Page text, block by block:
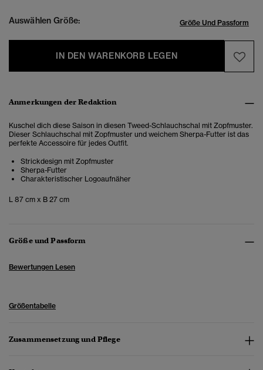
Auswählen Größe: Größe Und Passform
IN DEN WARENKORB LEGEN
Anmerkungen der Redaktion
Kuschel dich diese Saison in diesen Tweed-Schlauchschal mit Zopfmuster.
Dieser Schlauchschal mit Zopfmuster und weichem Sherpa-Futter ist das
perfekte Accessoire für jedes Outfit.
Strickdesign mit Zopfmuster
Sherpa-Futter
Charakteristischer Logoaufnäher
L 87 cm x B 27 cm
Größe und Passform
Bewertungen Lesen
Größentabelle
Zusammensetzung und Pflege